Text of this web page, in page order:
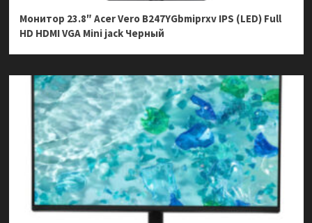
Монитор 23.8″ Acer Vero B247YGbmiprxv IPS (LED) Full
HD HDMI VGA Mini jack Черный